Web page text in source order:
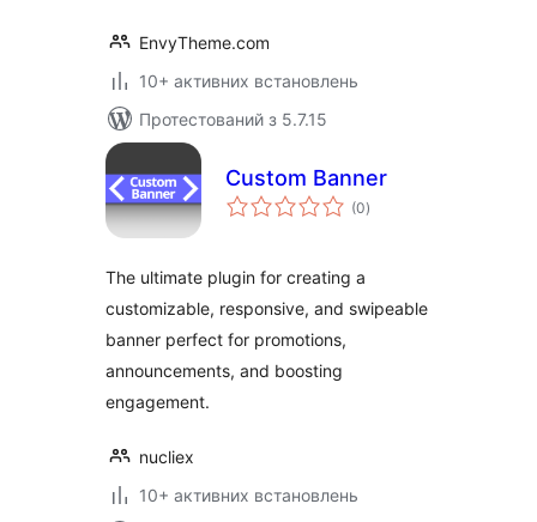
EnvyTheme.com
10+ активних встановлень
Протестований з 5.7.15
Custom Banner
(0загальний
рейтинг
)
The ultimate plugin for creating a
customizable, responsive, and swipeable
banner perfect for promotions,
announcements, and boosting
engagement.
nucliex
10+ активних встановлень